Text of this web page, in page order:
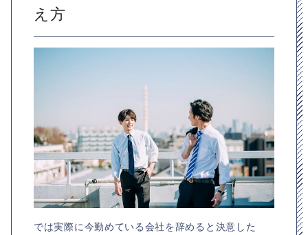
え方
では実際に今勤めている会社を辞めると決意した